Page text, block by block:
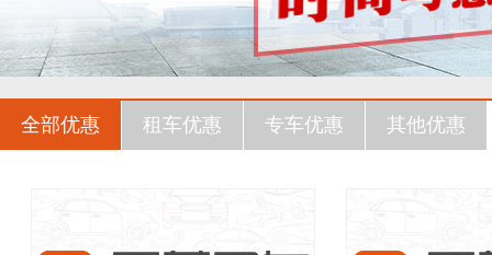
全部优惠 租车优惠 专车优惠 其他优惠